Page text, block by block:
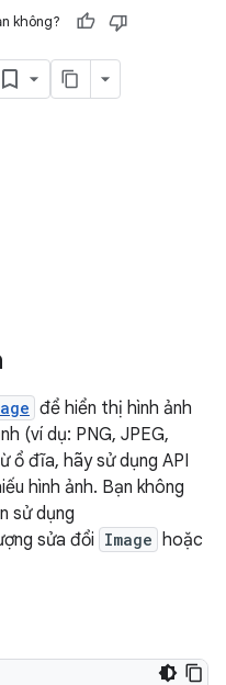
không?
để hiển thị hình ảnh
(ví dụ: PNG, JPEG,
ổ đĩa, hãy sử dụng API
hình ảnh. Bạn không
sử dụng
sửa đổi Image hoặc